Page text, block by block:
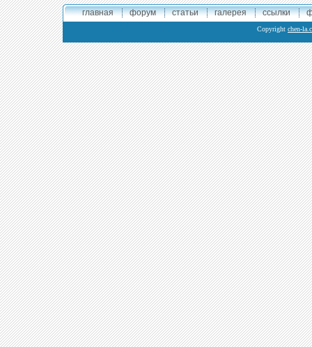
главная форум статьи галерея ссылки
Copyright chen-